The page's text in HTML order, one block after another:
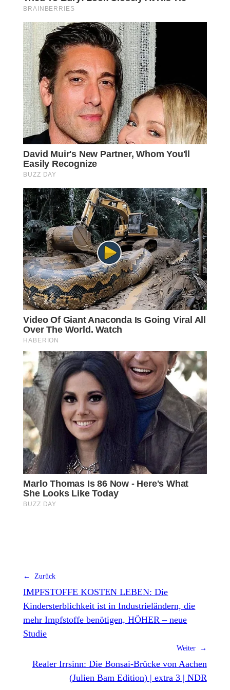
← Zurück
IMPFSTOFFE KOSTEN LEBEN: Die
Kindersterblichkeit ist in Industrieländern, die
mehr Impfstoffe benötigen, HÖHER – neue
Studie
Weiter →
Realer Irrsinn: Die Bonsai-Brücke von Aachen
(Julien Bam Edition) | extra 3 | NDR